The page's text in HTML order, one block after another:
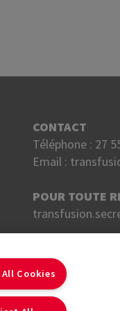
CONTACT
Téléphone : 27
Email :
POUR TOUTE
Cookies